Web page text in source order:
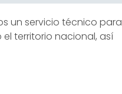
un servicio técnico para
territorio nacional, así